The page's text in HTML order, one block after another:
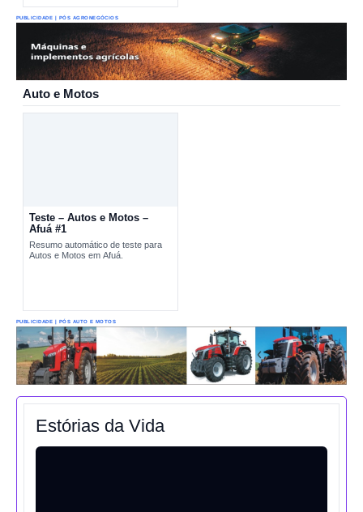
PUBLICIDADE | PÓS AGRONEGÓCIOS
Auto e Motos
Teste – Autos e Motos –
Afuá #1
Resumo automático de teste para
Autos e Motos em Afuá.
PUBLICIDADE | PÓS AUTO E MOTOS
Estórias da Vida